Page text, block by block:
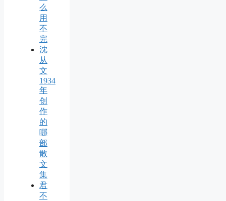
么
用
不
完
沈
从
文
1934
年
创
作
的
哪
部
散
文
集
君
不